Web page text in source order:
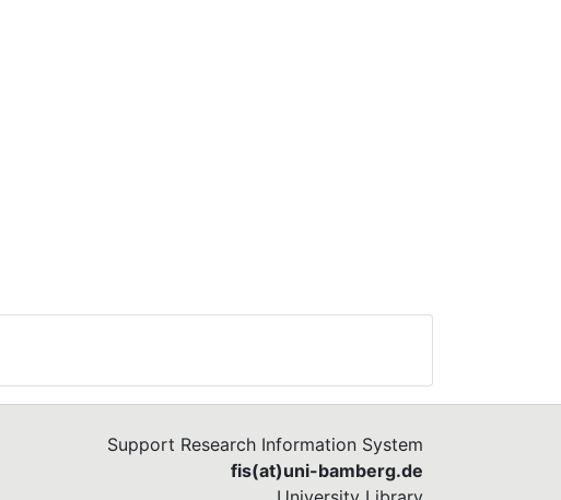
Support Research Information System
fis(at)uni-bamberg.de